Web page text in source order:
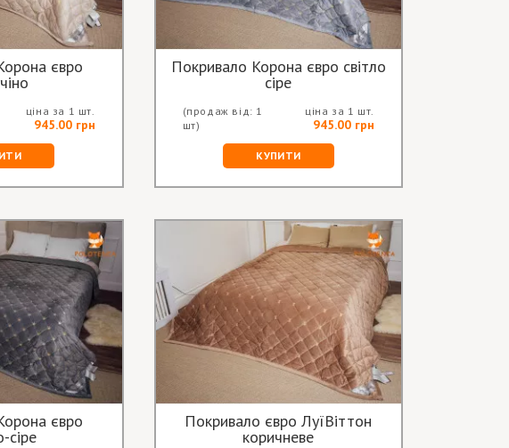
євро
ціна за 1 шт.
945.00 грн
Покривало Корона євро світло
сіре
(продаж від: 1
шт)
ціна за 1 шт.
945.00 грн
КУПИТИ
євро
сіре
Покривало євро ЛуїВіттон
коричневе